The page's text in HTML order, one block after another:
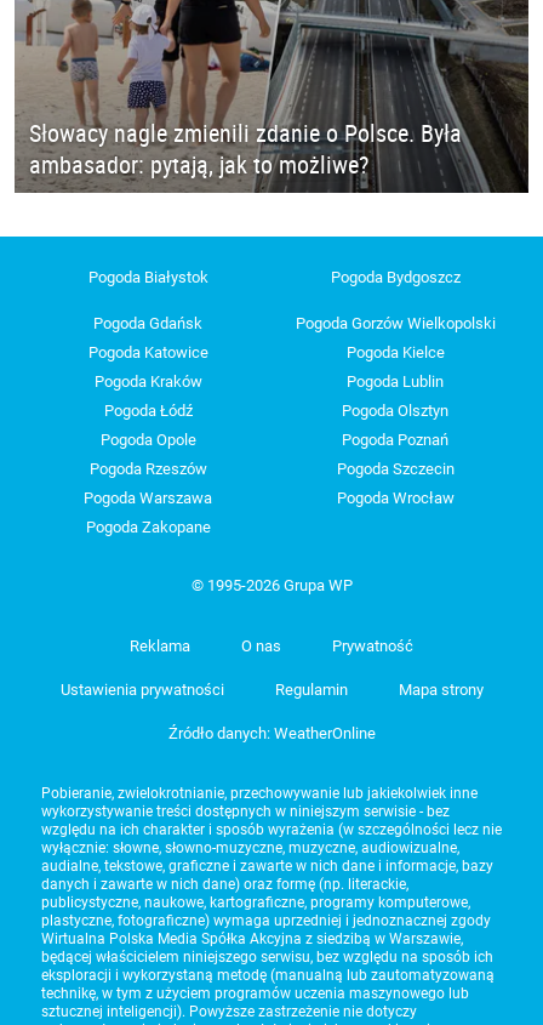
Słowacy nagle zmienili zdanie o Polsce. Była
ambasador: pytają, jak to możliwe?
Pogoda Białystok Pogoda Bydgoszcz
Pogoda Gdańsk
Pogoda Gorzów Wielkopolski
Pogoda Katowice
Pogoda Kielce
Pogoda Kraków
Pogoda Lublin
Pogoda Łódź
Pogoda Olsztyn
Pogoda Opole
Pogoda Poznań
Pogoda Rzeszów
Pogoda Szczecin
Pogoda Warszawa
Pogoda Wrocław
Pogoda Zakopane
© 1995-2026 Grupa WP
Reklama O nas Prywatność
Ustawienia prywatności Regulamin Mapa strony
Źródło danych: WeatherOnline
Pobieranie, zwielokrotnianie, przechowywanie lub jakiekolwiek inne
wykorzystywanie treści dostępnych w niniejszym serwisie - bez
względu na ich charakter i sposób wyrażenia (w szczególności lecz nie
wyłącznie: słowne, słowno-muzyczne, muzyczne, audiowizualne,
audialne, tekstowe, graficzne i zawarte w nich dane i informacje, bazy
danych i zawarte w nich dane) oraz formę (np. literackie,
publicystyczne, naukowe, kartograficzne, programy komputerowe,
plastyczne, fotograficzne) wymaga uprzedniej i jednoznacznej zgody
Wirtualna Polska Media Spółka Akcyjna z siedzibą w Warszawie,
będącej właścicielem niniejszego serwisu, bez względu na sposób ich
eksploracji i wykorzystaną metodę (manualną lub zautomatyzowaną
technikę, w tym z użyciem programów uczenia maszynowego lub
sztucznej inteligencji). Powyższe zastrzeżenie nie dotyczy